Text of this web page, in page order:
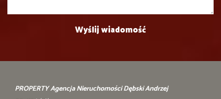
PROPERTY Agencja Nieruchomości Dębski Andrzej